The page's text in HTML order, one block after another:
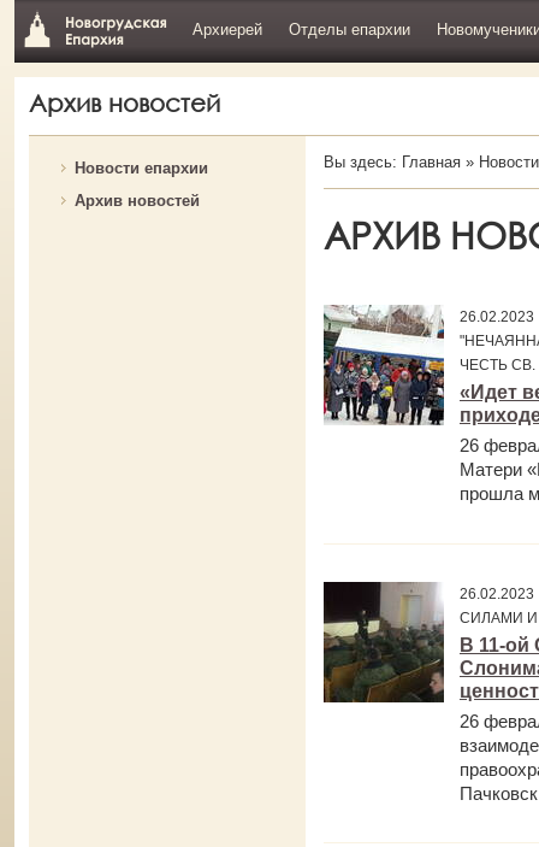
Архиерей Отделы епархии
Архив новостей
Новости епархии
Архив новостей
Вы здесь: Главная» Новости
АРХИВ
ЧЕСТЬ
«Идет
26
Матери
прошла
СИЛАМИ
В 11-ой
26